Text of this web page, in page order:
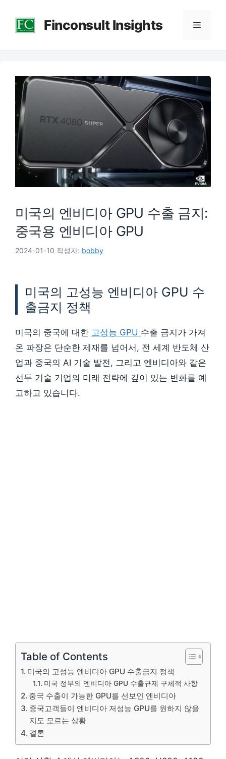
로
Finconsult Insights 메
미국의 엔비디아 GPU 수출 금지:
중국용 엔비디아 GPU
2024-01-10 작성자: bobby
미국의 고성능 엔비디아 GPU 수
출금지 정책
미국의 중국에 대한 고성능 GPU 수출 금지가 가져
온 파장은 단순한 제재를 넘어서, 전 세계 반도체 산
업과 중국의 AI 기술 발전, 그리고 엔비디아와 같은
선두 기술 기업의 미래 전략에 깊이 있는 변화를 예
고하고 있습니다.
Table of Contents
미국의 고성능 엔비디아 GPU 수출금지 정책
미국 정부의 엔비디아 GPU 수출규제 구체적 사항
중국 수출이 가능한 GPU를 선보인 엔비디아
중국고객들이 엔비디아 저성능 GPU를 원하지 않을
지도 모르는 상황
결론